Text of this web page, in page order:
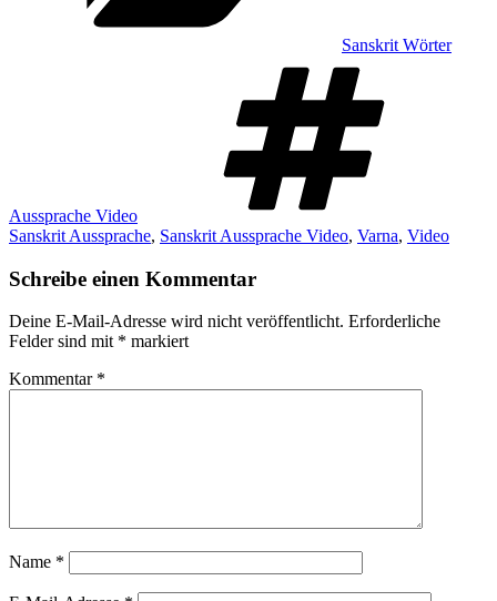
Sanskrit Wörter
Aussprache Video
Sanskrit Aussprache, Sanskrit Aussprache Video, Varna, Video
Schreibe einen Kommentar
Deine E-Mail-Adresse wird nicht veröffentlicht. Erforderliche
Felder sind mit * markiert
Kommentar *
Name *